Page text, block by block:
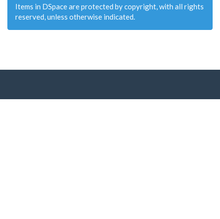
Items in DSpace are protected by copyright, with all rights
reserved, unless otherwise indicated.